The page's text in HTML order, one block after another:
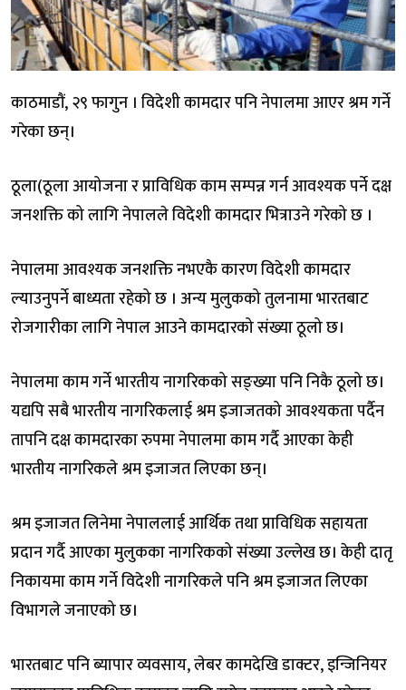
काठमाडौं, २९ फागुन । विदेशी कामदार पनि नेपालमा आएर श्रम गर्ने
गरेका छन्।
ठूला(ठूला आयोजना र प्राविधिक काम सम्पन्न गर्न आवश्यक पर्ने दक्ष
जनशक्ति को लागि नेपालले विदेशी कामदार भित्राउने गरेको छ ।
नेपालमा आवश्यक जनशक्ति नभएकै कारण विदेशी कामदार
ल्याउनुपर्ने बाध्यता रहेको छ । अन्य मुलुकको तुलनामा भारतबाट
रोजगारीका लागि नेपाल आउने कामदारको संख्या ठूलो छ।
नेपालमा काम गर्ने भारतीय नागरिकको सङ्ख्या पनि निकै ठूलो छ।
यद्यपि सबै भारतीय नागरिकलाई श्रम इजाजतको आवश्यकता पर्दैन
तापनि दक्ष कामदारका रुपमा नेपालमा काम गर्दै आएका केही
भारतीय नागरिकले श्रम इजाजत लिएका छन्।
श्रम इजाजत लिनेमा नेपाललाई आर्थिक तथा प्राविधिक सहायता
प्रदान गर्दै आएका मुलुकका नागरिकको संख्या उल्लेख छ। केही दातृ
निकायमा काम गर्ने विदेशी नागरिकले पनि श्रम इजाजत लिएका
विभागले जनाएको छ।
भारतबाट पनि ब्यापार व्यवसाय, लेबर कामदेखि डाक्टर, इन्जिनियर